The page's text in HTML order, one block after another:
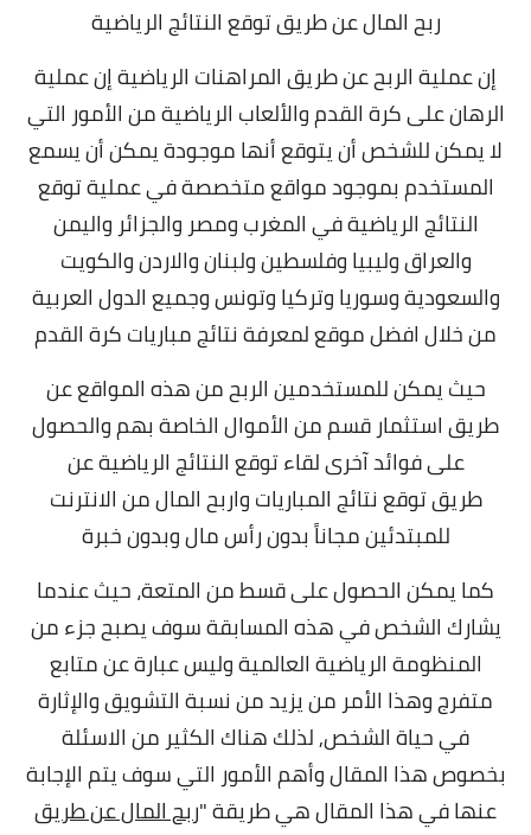
ربح المال عن طريق توقع النتائج الرياضية
إن عملية الربح عن طريق المراهنات الرياضية إن عملية
الرهان على كرة القدم والألعاب الرياضية من الأمور التي
لا يمكن للشخص أن يتوقع أنها موجودة يمكن أن يسمع
المستخدم بموجود مواقع متخصصة في عملية توقع
النتائج الرياضيةفي المغرب ومصر والجزائر واليمن
والعراق وليبيا وفلسطين ولبنان والاردن والكويت
والسعودية وسوريا وتركيا وتونس وجميع الدول العربية
من خلال افضل موقع لمعرفة نتائج مباريات كرة القدم
حيث يمكن للمستخدمين الربح من هذه المواقع عن
طريق استثمار قسم من الأموال الخاصة بهم والحصول
على فوائد آخرى لقاء توقع النتائج الرياضية عن
طريق توقع نتائج المباريات واربح المال من الانترنت
للمبتدئين مجاناً بدون رأس مال وبدون خبرة
كما يمكن الحصول على قسط من المتعة، حيث عندما
يشارك الشخص في هذه المسابقة سوف يصبح جزء من
المنظومة الرياضية العالمية وليس عبارة عن متابع
متفرج وهذا الأمر من يزيد من نسبة التشويق والإثارة
في حياة الشخص,لذلك هناك الكثير من الاسئلة
بخصوص هذا المقال وأهم الأمور التي سوف يتم الإجابة
عنها في هذا المقال هي طريقة "ربح المال عن طريق